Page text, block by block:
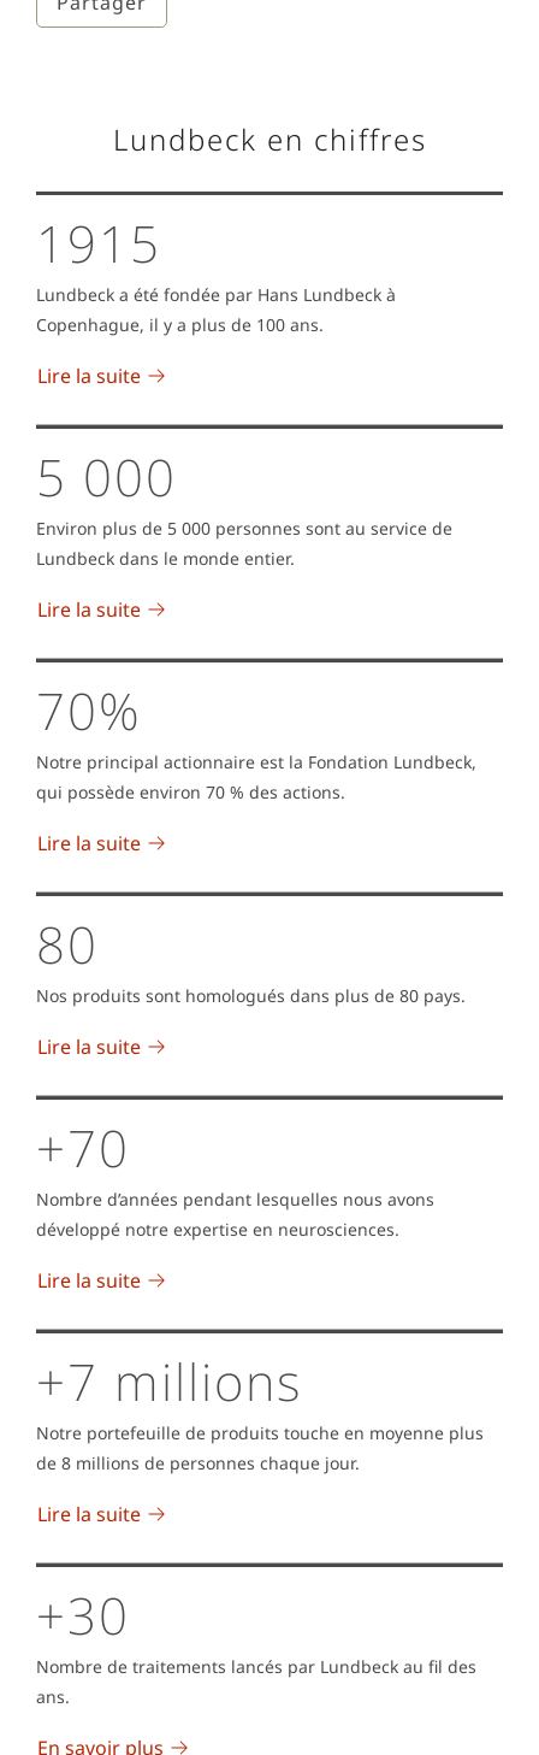
Lundbeck en chiffres
1915
Lundbeck a été fondée par Hans Lundbeck à
Copenhague, il y a plus de 100 ans.
Lire la suite
5 000
Environ plus de 5 000 personnes sont au service de
Lundbeck dans le monde entier.
Lire la suite
70%
Notre principal actionnaire est la Fondation Lundbeck,
qui possède environ 70 % des actions.
Lire la suite
80
Nos produits sont homologués dans plus de 80 pays.
Lire la suite
+70
Nombre d’années pendant lesquelles nous avons
développé notre expertise en neurosciences.
Lire la suite
+7 millions
Notre portefeuille de produits touche en moyenne plus
de 8 millions de personnes chaque jour.
Lire la suite
+30
Nombre de traitements lancés par Lundbeck au fil des
ans.
En savoir plus